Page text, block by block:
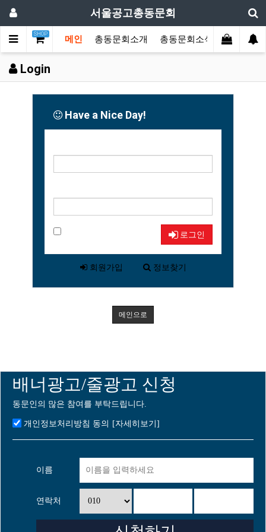
서울공고총동문회
SHOP
메인 총동문회소개 총동문회소식 동문한마
Login
Have a Nice Day!
로그인
회원가입 정보찾기
메인으로
배너광고/줄광고 신청
동문인의 많은 참여를 부탁드립니다.
개인정보처리방침 동의 [자세히보기]
이름
연락처